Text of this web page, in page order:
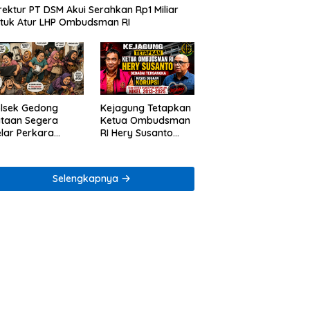
PT DSM Akui Serahkan Rp1 Miliar
Atur LHP Ombudsman RI
Gedong
Segera
Perkara
Lumbirejo
Kejagung Tetapkan
Ketua Ombudsman
RI Hery Susanto
Tata Kelola
Tambang Nikel
Selengkapnya